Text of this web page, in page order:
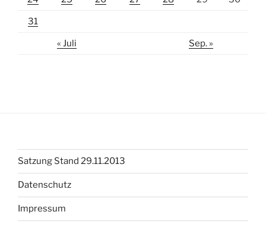
31
« Juli Sep. »
Satzung Stand 29.11.2013
Datenschutz
Impressum